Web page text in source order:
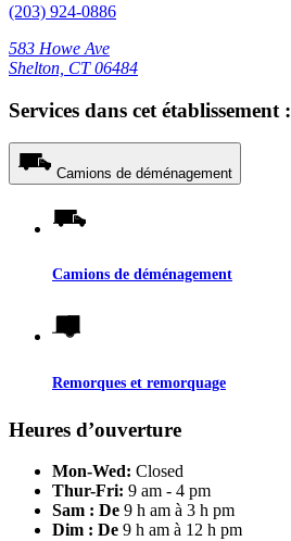
(203) 924-0886
583 Howe Ave
Shelton, CT 06484
Services dans cet établissement :
Camions de déménagement
Camions de déménagement
Remorques et remorquage
Heures d’ouverture
Mon-Wed: Closed
Thur-Fri: 9 am - 4 pm
Sam : De 9 h am à 3 h pm
Dim : De 9 h am à 12 h pm